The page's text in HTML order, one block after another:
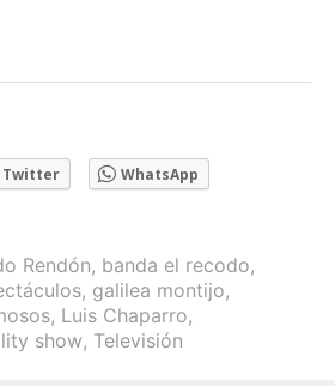
Twitter WhatsApp
Rendón, banda el recodo,
, galilea montijo,
, Luis Chaparro,
show, Televisión